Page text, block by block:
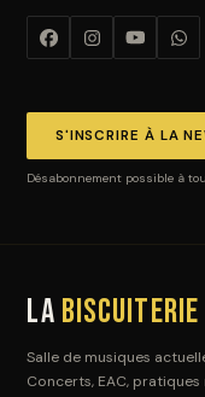
S'INSCRIRE À LA
Désabonnement possible à
La Biscuiterie
Salle de musiques
Concerts, EAC,